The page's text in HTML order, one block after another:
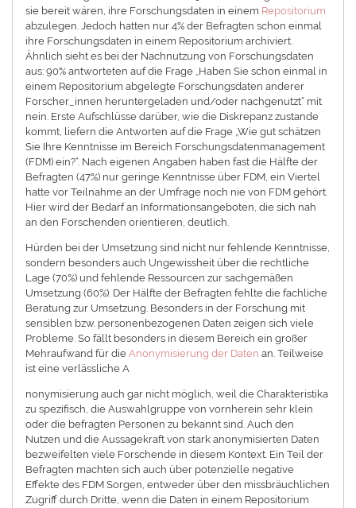
sie bereit wären, ihre Forschungsdaten in einem Repositorium
abzulegen. Jedoch hatten nur 4% der Befragten schon einmal
ihre Forschungsdaten in einem Repositorium archiviert.
Ähnlich sieht es bei der Nachnutzung von Forschungsdaten
aus: 90% antworteten auf die Frage „Haben Sie schon einmal in
einem Repositorium abgelegte Forschungsdaten anderer
Forscher_innen heruntergeladen und/oder nachgenutzt“ mit
nein. Erste Aufschlüsse darüber, wie die Diskrepanz zustande
kommt, liefern die Antworten auf die Frage „Wie gut schätzen
Sie Ihre Kenntnisse im Bereich Forschungsdatenmanagement
(FDM) ein?“. Nach eigenen Angaben haben fast die Hälfte der
Befragten (47%) nur geringe Kenntnisse über FDM, ein Viertel
hatte vor Teilnahme an der Umfrage noch nie von FDM gehört.
Hier wird der Bedarf an Informationsangeboten, die sich nah
an den Forschenden orientieren, deutlich.
Hürden bei der Umsetzung sind nicht nur fehlende Kenntnisse,
sondern besonders auch Ungewissheit über die rechtliche
Lage (70%) und fehlende Ressourcen zur sachgemäßen
Umsetzung (60%). Der Hälfte der Befragten fehlte die fachliche
Beratung zur Umsetzung. Besonders in der Forschung mit
sensiblen bzw. personenbezogenen Daten zeigen sich viele
Probleme. So fällt besonders in diesem Bereich ein großer
Mehraufwand für dieAnonymisierung der Daten an. Teilweise
ist eine verlässliche A
nonymisierung auch gar nicht möglich, weil die Charakteristika
zu spezifisch, die Auswahlgruppe von vornherein sehr klein
oder die befragten Personen zu bekannt sind. Auch den
Nutzen und die Aussagekraft von stark anonymisierten Daten
bezweifelten viele Forschende in diesem Kontext. Ein Teil der
Befragten machten sich auch über potenzielle negative
Effekte des FDM Sorgen, entweder über den missbräuchlichen
Zugriff durch Dritte, wenn die Daten in einem Repositorium